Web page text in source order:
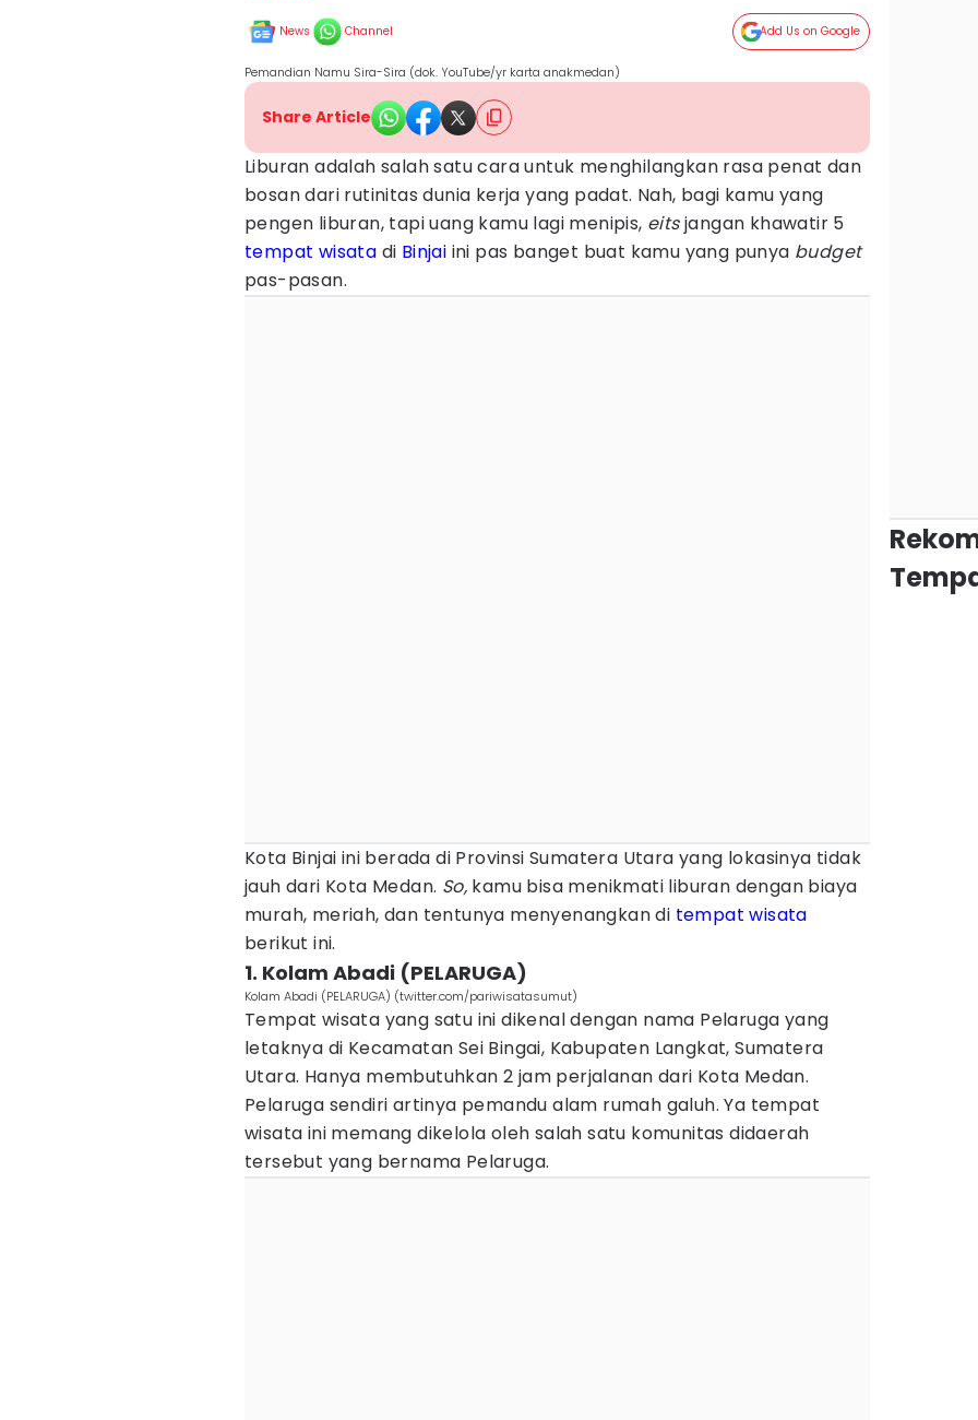
News Channel Add Us on Google
Pemandian Namu Sira-Sira (dok. YouTube/yr karta anakmedan)
Share Article
Liburan adalah salah satu cara untuk menghilangkan rasa penat dan
bosan dari rutinitas dunia kerja yang padat. Nah, bagi kamu yang
pengen liburan, tapi uang kamu lagi menipis, eitsjangan khawatir 5
tempat wisata di Binjai ini pas banget buat kamu yang punya budget
pas-pasan.
Kota Binjai ini berada di Provinsi Sumatera Utara yang lokasinya tidak
jauh dari Kota Medan. So, kamu bisa menikmati liburan dengan biaya
murah, meriah, dan tentunya menyenangkan di tempat wisata
berikut ini.
1. Kolam Abadi (PELARUGA)
Kolam Abadi (PELARUGA) (twitter.com/pariwisatasumut)
Tempat wisata yang satu ini dikenal dengan nama Pelaruga yang
letaknya di Kecamatan Sei Bingai, Kabupaten Langkat, Sumatera
Utara. Hanya membutuhkan 2 jam perjalanan dari Kota Medan.
Pelaruga sendiri artinya pemandu alam rumah galuh. Ya tempat
wisata ini memang dikelola oleh salah satu komunitas didaerah
tersebut yang bernama Pelaruga.